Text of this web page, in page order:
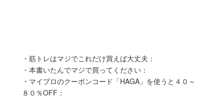
・筋トレはマジでこれだけ買えば大丈夫：
・本書いたんでマジで買ってください：
・マイプロのクーポンコード「HAGA」を使うと４０～
８０％OFF：